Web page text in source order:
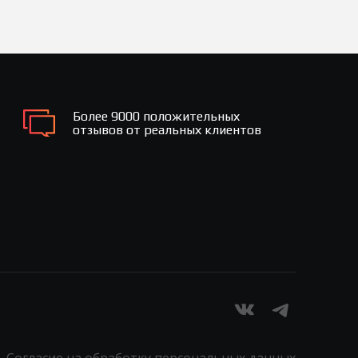
Более 9000 положительных
отзывов от реальных клиентов